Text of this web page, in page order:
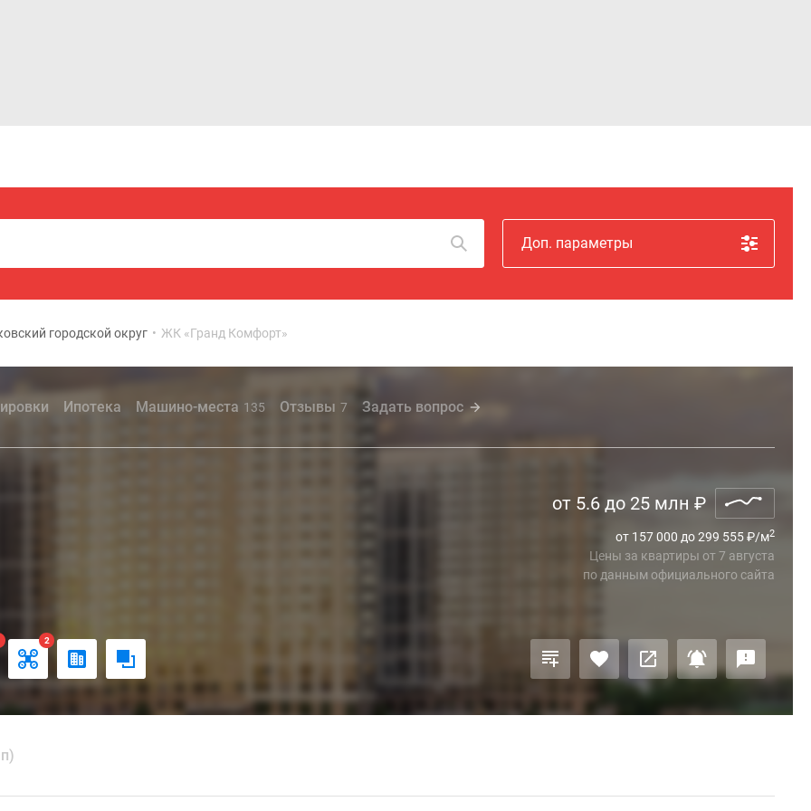
Доп. параметры
городской округ • ЖК «Гранд Комфорт»
Ипотека Машино-места 135 Отзывы 7 Задать вопрос
от 5.6 до 25 млн ₽
от 157 000 до 299 555₽/м2
Цены за квартиры от7 августа
по данным официального сайта
2